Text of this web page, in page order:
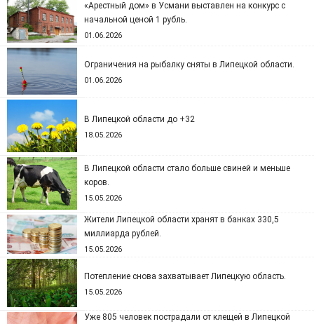
«Арестный дом» в Усмани выставлен на конкурс с
начальной ценой 1 рубль.
01.06.2026
Ограничения на рыбалку сняты в Липецкой области.
01.06.2026
В Липецкой области до +32
18.05.2026
В Липецкой области стало больше свиней и меньше
коров.
15.05.2026
Жители Липецкой области хранят в банках 330,5
миллиарда рублей.
15.05.2026
Потепление снова захватывает Липецкую область.
15.05.2026
Уже 805 человек пострадали от клещей в Липецкой